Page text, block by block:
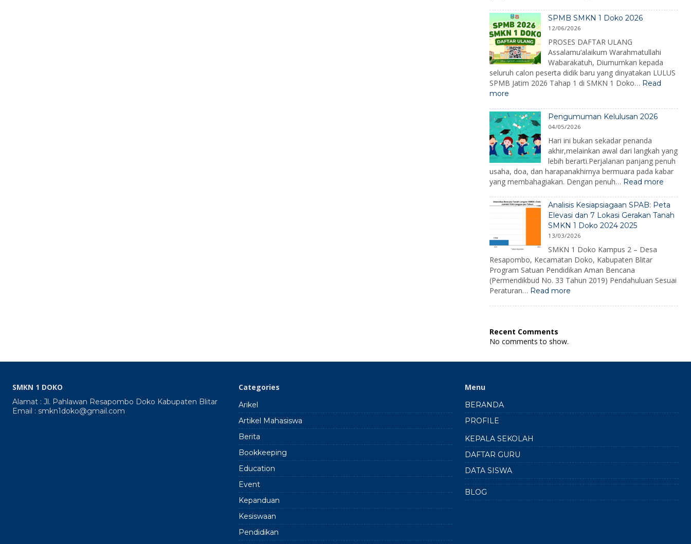
1
Doko
Kewaspadaan
Bencana
dalam
Peringatan
Hari
2026
SPMB SMKN 1 Doko 2026
12/06/2026
PROSES DAFTAR ULANG
Assalamu’alaikum Warahmatullahi
Wabarakatuh, Diumumkan kepada
seluruh calon peserta didik baru yang dinyatakan LULUS
SPMB Jatim 2026 Tahap 1 di SMKN 1 Doko… Read
more:
SMKN
1
Doko
2026
Pengumuman Kelulusan 2026
04/05/2026
Hari ini bukan sekadar penanda
akhir,melainkan awal dari langkah yang
lebih berarti.Perjalanan panjang penuh
usaha, doa, dan harapanakhirnya bermuara pada kabar
yang membahagiakan. Dengan penuh… Read more:
2026
Analisis Kesiapsiagaan SPAB: Peta
Elevasi dan 7 Lokasi Gerakan Tanah
SMKN 1 Doko 2024 2025
13/03/2026
SMKN 1 Doko Kampus 2 – Desa
Resapombo, Kecamatan Doko, Kabupaten Blitar
Program Satuan Pendidikan Aman Bencana
(Permendikbud No. 33 Tahun 2019) Pendahuluan Sesuai
Peraturan… Read more:
Kesiapsiagaan
Lokasi
Recent Comments
No comments to show.
SMKN 1 DOKO
Alamat : Jl. Pahlawan Resapombo Doko Kabupaten Blitar
Email : smkn1doko@gmail.com
Categories
Arikel
Artikel Mahasiswa
Berita
Bookkeeping
Education
Event
Kepanduan
Kesiswaan
Pendidikan
Menu
BERANDA
PROFILE
KEPALA SEKOLAH
DAFTAR GURU
DATA SISWA
BLOG